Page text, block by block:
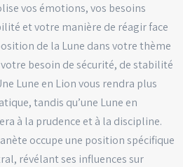
vos émotions, vos besoins
et votre manière de réagir face
de la Lune dans votre thème
besoin de sécurité, de stabilité
Lune en Lion vous rendra plus
tandis qu’une Lune en
à la prudence et à la discipline.
occupe une position spécifique
révélant ses influences sur